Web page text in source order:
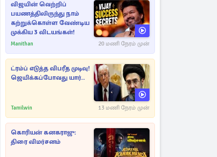
விஜயின் வெற்றிப்
பயணத்திலிருந்து நாம்
கற்றுக்கொள்ள வேண்டிய
முக்கிய 3 விடயங்கள்!
Manithan 20 மணி நேரம் முன்
ட்ரம்ப் எடுத்த விபரீத முடிவு!
ஜெயிக்கப்போவது யார்..
Tamilwin 13 மணி நேரம் முன்
கொரியன் கனகராஜு:
திரை விமர்சனம்